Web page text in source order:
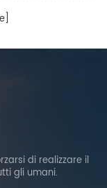
di realizzare il
gli umani.